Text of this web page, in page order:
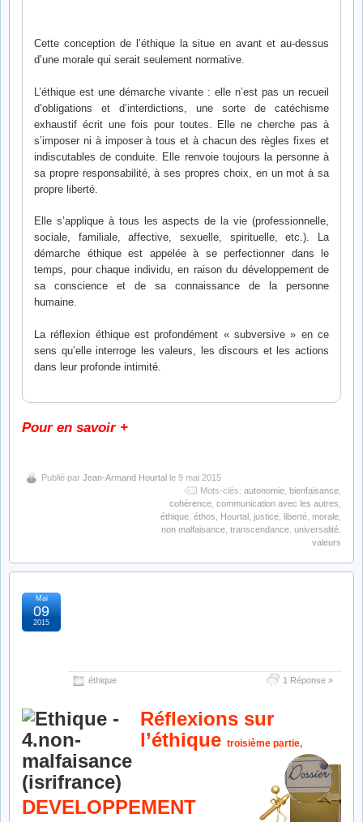
Cette conception de l’éthique la situe en avant et au-dessus
d’une morale qui serait seulement normative.
L’éthique est une démarche vivante : elle n’est pas un recueil
d’obligations et d’interdictions, une sorte de catéchisme
exhaustif écrit une fois pour toutes. Elle ne cherche pas à
s’imposer ni à imposer à tous et à chacun des règles fixes et
indiscutables de conduite. Elle renvoie toujours la personne à
sa propre responsabilité, à ses propres choix, en un mot à sa
propre liberté.
Elle s’applique à tous les aspects de la vie (professionnelle,
sociale, familiale, affective, sexuelle, spirituelle, etc.). La
démarche éthique est appelée à se perfectionner dans le
temps, pour chaque individu, en raison du développement de
sa conscience et de sa connaissance de la personne
humaine.
La réflexion éthique est profondément « subversive » en ce
sens qu’elle interroge les valeurs, les discours et les actions
dans leur profonde intimité.
Pour en savoir +
Publié par Jean-Armand Hourtal le 9 mai 2015
Mots-clés: autonomie bienfaisance
cohérence communication avec les autres
éthique éthos Hourtal justice liberté morale
non malfaisance transcendance universalité
valeurs
éthique 1 Réponse »
Mai
09
2015
Réflexions sur
l’éthique troisième partie,
DEVELOPPEMENT